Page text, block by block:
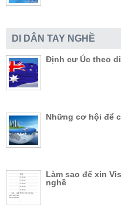
DI DÂN TAY NGHỀ
Định cư Úc theo
Những cơ hội để
Làm sao để xin
nghề